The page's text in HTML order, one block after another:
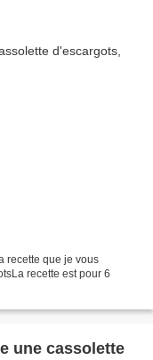
recette que je vous
recette est pour 6
une cassolette